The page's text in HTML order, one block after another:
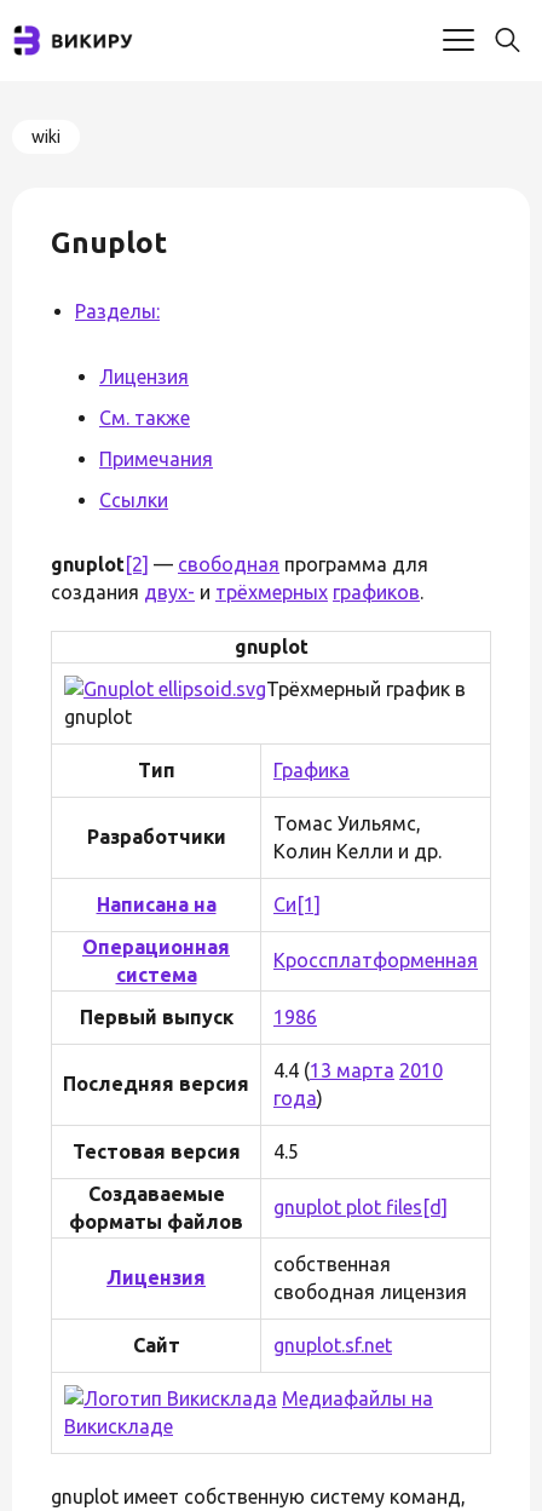
wiki
Gnuplot
Разделы:
Лицензия
См. также
Примечания
Ссылки
gnuplot[2] — свободная программа для
создания двух- и трёхмерных графиков.
gnuplot
Трёхмерный график в
gnuplot
Тип Графика
Разработчики
Томас Уильямс,
Колин Келли и др.
Написана на Си [1]
Операционная
система
Кроссплатформенная
Первый выпуск 1986
Последняя версия
4.4 (13 марта 2010
года)
Тестовая версия
4.5
Создаваемые
форматы файлов
gnuplot plot files [d]
Лицензия
собственная
свободная лицензия
Сайт gnuplot.sf.net
Медиафайлы на
Викискладе
gnuplot имеет собственную систему команд,